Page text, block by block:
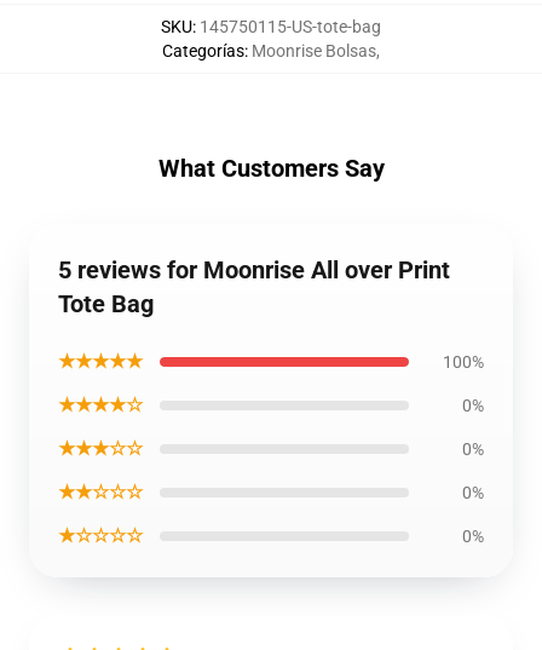
SKU: 145750115-US-tote-bag
Categorías: Moonrise Bolsas,
What Customers Say
5 reviews for Moonrise All over Print
Tote Bag
★★★★★ 100%
★★★★☆ 0%
★★★☆☆ 0%
★★☆☆☆ 0%
★☆☆☆☆ 0%